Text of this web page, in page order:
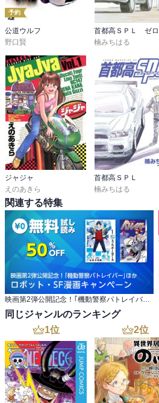
予約
公道ウルフ
野口賢
首都高ＳＰＬ ゼロ
楠みちはる
ジャジャ
えのあきら
首都高ＳＰＬ
楠みちはる
関連する特集
映画第2弾公開記念！｢機動警察パトレイバー｣ほか ロボット・SF漫画キャンペーン
同じジャンルのランキング
1位 2位